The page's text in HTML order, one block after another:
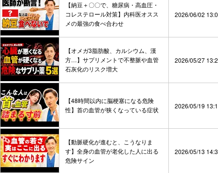
【納豆＋〇〇で、糖尿病・高血圧・
コレステロール対策】内科医オスス
メの最強の食べ合わせ
2026/06/02
【オメガ3脂肪酸、カルシウム、漢
方…】サプリメントで不整脈や血管
石灰化のリスク増大
2026/05/27
【48時間以内に脳梗塞になる危険
性】首の血管が狭くなっている症状
2026/05/19
【動脈硬化が進むと、こうなりま
す】全身の血管が老化した人に出る
危険サイン
2026/05/13